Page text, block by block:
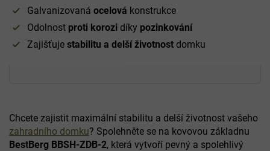
Galvanizovaná ocelová konstrukce
Odolnost proti korozi díky pozinkování
Zajišťuje stabilitu a delší životnost domku
Chcete zajistit maximální stabilitu a delší životnost vašeho
zahradního domku? Spolehněte se na kovovou základnu
BestBerg BBSH-ZDB-2, která vytvoří pevný a spolehlivý